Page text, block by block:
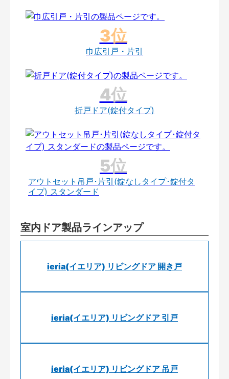
巾広引戸・片引
折戸ドア(錠付タイプ)
アウトセット吊戸･片引(錠なしタイプ･錠付タ
イプ) スタンダード
室内ドア製品ラインアップ
ieria(イエリア) リビングドア 開き戸
ieria(イエリア) リビングドア 引戸
ieria(イエリア) リビングドア 吊戸